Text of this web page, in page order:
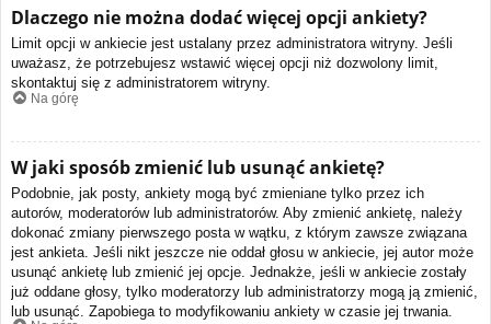
Dlaczego nie można dodać więcej opcji ankiety?
Limit opcji w ankiecie jest ustalany przez administratora witryny. Jeśli
uważasz, że potrzebujesz wstawić więcej opcji niż dozwolony limit,
skontaktuj się z administratorem witryny.
Na górę
W jaki sposób zmienić lub usunąć ankietę?
Podobnie, jak posty, ankiety mogą być zmieniane tylko przez ich
autorów, moderatorów lub administratorów. Aby zmienić ankietę, należy
dokonać zmiany pierwszego posta w wątku, z którym zawsze związana
jest ankieta. Jeśli nikt jeszcze nie oddał głosu w ankiecie, jej autor może
usunąć ankietę lub zmienić jej opcje. Jednakże, jeśli w ankiecie zostały
już oddane głosy, tylko moderatorzy lub administratorzy mogą ją zmienić,
lub usunąć. Zapobiega to modyfikowaniu ankiety w czasie jej trwania.